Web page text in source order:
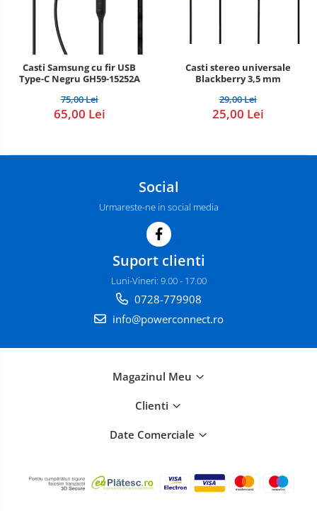
Casti Samsung cu fir USB
Type-C Negru GH59-15252A
75,00 Lei
65,00 Lei
Casti stereo universale
Blackberry 3,5 mm
29,00 Lei
25,00 Lei
Social
Urmareste-ne in social media
Suport clienti
Luni-Vineri: 9.00 - 17.00
0728-779908
info@powerconnect.ro
Magazinul Meu
Clienti
Date Comerciale